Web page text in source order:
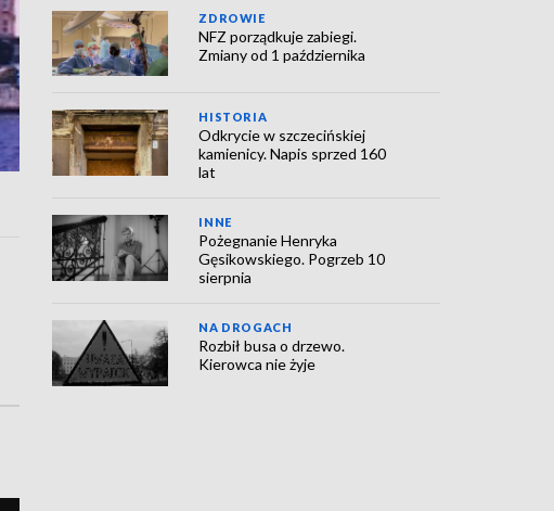
ZDROWIE
NFZ porządkuje zabiegi.
Zmiany od 1 października
HISTORIA
Odkrycie w szczecińskiej
kamienicy. Napis sprzed 160
lat
INNE
Pożegnanie Henryka
Gęsikowskiego. Pogrzeb 10
sierpnia
NA DROGACH
Rozbił busa o drzewo.
Kierowca nie żyje